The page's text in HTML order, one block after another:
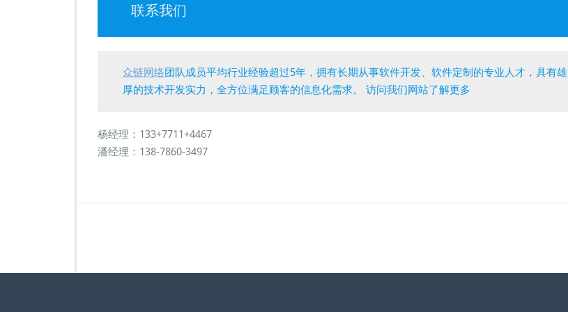
联系我们
众链网络团队成员平均行业经验超过5年，拥有长期从事软件开发、软件定制的专业人才，具有雄
厚的技术开发实力，全方位满足顾客的信息化需求。 访问我们网站了解更多
杨经理：133+7711+4467
潘经理：138-7860-3497